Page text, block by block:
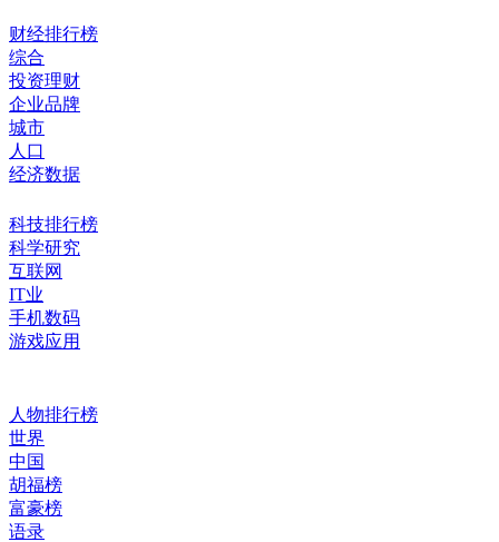
财经排行榜
综合
投资理财
企业品牌
城市
人口
经济数据
科技排行榜
科学研究
互联网
IT业
手机数码
游戏应用
人物排行榜
世界
中国
胡福榜
富豪榜
语录